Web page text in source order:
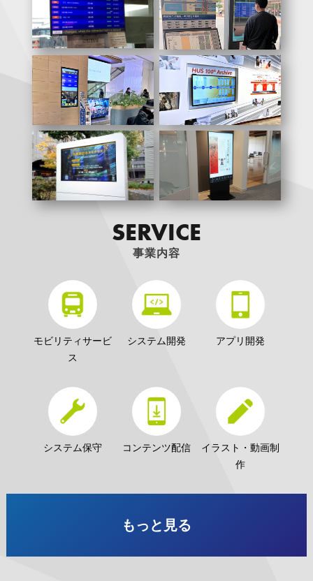
SERVICE
事業内容
モビリティサービ
ス
システム開発 アプリ開発
システム保守 コンテンツ配信
イラスト・動画制
作
もっと見る